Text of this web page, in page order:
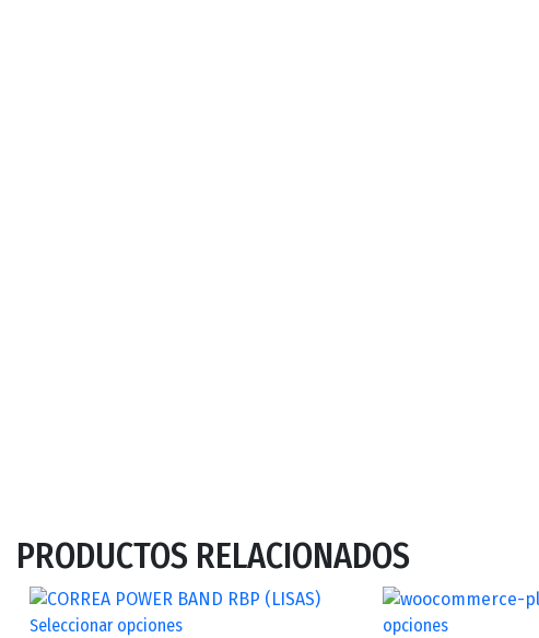
PRODUCTOS RELACIONADOS
Seleccionar opciones
opciones